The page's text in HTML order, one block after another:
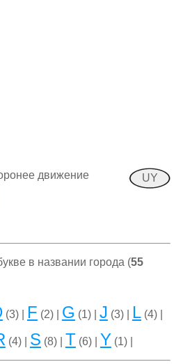
UY
движение
в названии города (55
(3) | F (2) | G (1) | J (3) | L(4) |
(4) | S (8) | T (6) | Y (1) |